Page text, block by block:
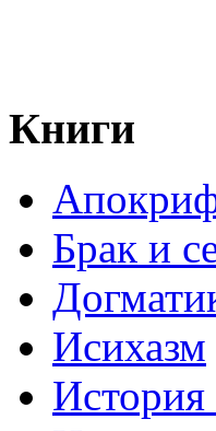
Книги
Брак и
Исихазм